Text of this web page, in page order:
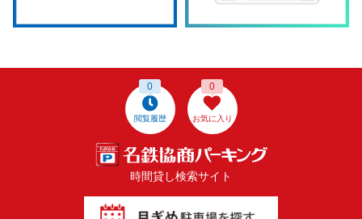
閲覧履歴
0
お気に入り
0
時間貸し検索サイト